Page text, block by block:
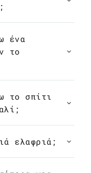
ένα
το
το σπίτι
ελαφριά;